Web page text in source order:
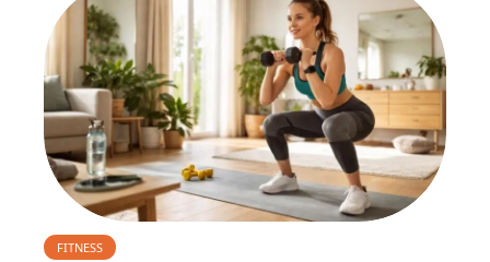
FITNESS